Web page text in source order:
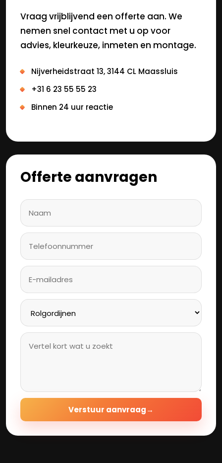
Vraag vrijblijvend een offerte aan. We
nemen snel contact met u op voor
advies, kleurkeuze, inmeten en montage.
Nijverheidstraat 13, 3144 CL Maassluis
+31 6 23 55 55 23
Binnen 24 uur reactie
Offerte aanvragen
Verstuur aanvraag→